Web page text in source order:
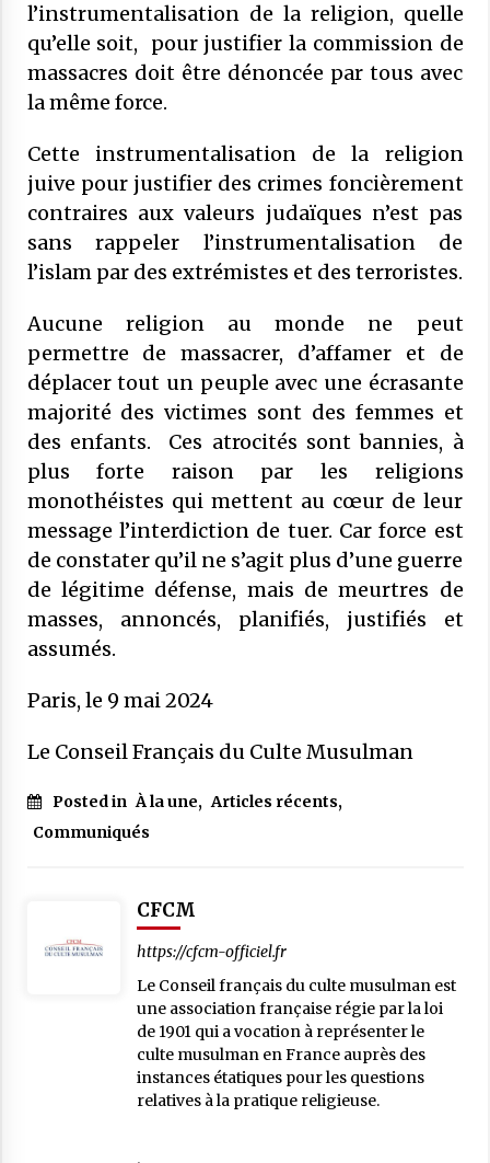
l’instrumentalisation de la religion, quelle
qu’elle soit, pour justifier la commission de
massacres doit être dénoncée par tous avec
la même force.
Cette instrumentalisation de la religion
juive pour justifier des crimes foncièrement
contraires aux valeurs judaïques n’est pas
sans rappeler l’instrumentalisation de
l’islam par des extrémistes et des terroristes.
Aucune religion au monde ne peut
permettre de massacrer, d’affamer et de
déplacer tout un peuple avec une écrasante
majorité des victimes sont des femmes et
des enfants. Ces atrocités sont bannies, à
plus forte raison par les religions
monothéistes qui mettent au cœur de leur
message l’interdiction de tuer. Car force est
de constater qu’il ne s’agit plus d’une guerre
de légitime défense, mais de meurtres de
masses, annoncés, planifiés, justifiés et
assumés.
Paris, le 9 mai 2024
Le Conseil Français du Culte Musulman
Posted in À la une, Articles récents,
Communiqués
CFCM
https://cfcm-officiel.fr
Le Conseil français du culte musulman est
une association française régie par la loi
de 1901 qui a vocation à représenter le
culte musulman en France auprès des
instances étatiques pour les questions
relatives à la pratique religieuse.